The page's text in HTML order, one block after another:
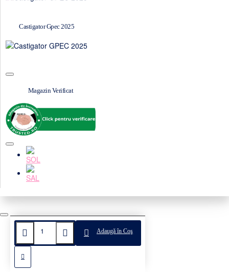
Adaugă în Coş
Castigator Gpec 2025
Magazin Verificat